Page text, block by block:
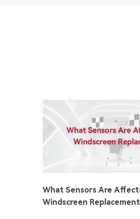
What Sensors Are
Windscreen